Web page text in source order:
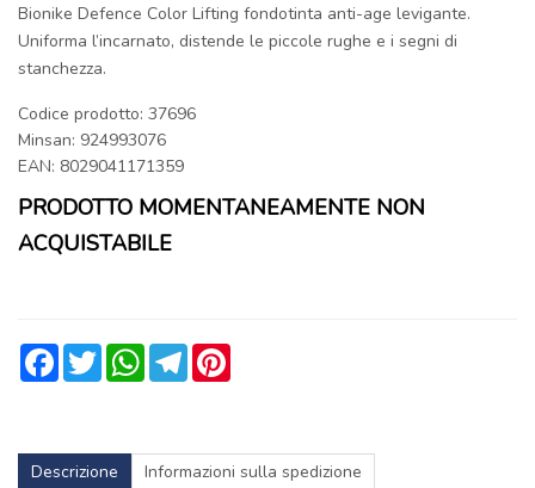
Bionike Defence Color Lifting fondotinta anti-age levigante.
Uniforma l’incarnato, distende le piccole rughe e i segni di
stanchezza.
Codice prodotto: 37696
Minsan: 924993076
EAN: 8029041171359
PRODOTTO MOMENTANEAMENTE NON
ACQUISTABILE
FacebookTwitter WhatsApp
Telegram
Descrizione Informazioni sulla spedizione